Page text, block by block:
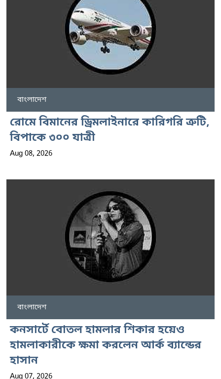
বাংলাদেশ
রোমে বিমানের ড্রিমলাইনারে কারিগরি ত্রুটি,
বিপাকে ৩০০ যাত্রী
Aug 08, 2026
বাংলাদেশ
কনসার্টে বোতল হামলার শিকার হয়েও
হামলাকারীকে ক্ষমা করলেন আর্ক ব্যান্ডের
হাসান
Aug 07, 2026